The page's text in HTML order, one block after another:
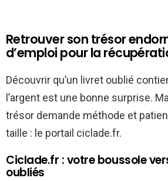
Retrouver son trésor
d’emploi pour la
Découvrir qu’un livret oublié
l’argent est une bonne surprise.
trésor demande méthode et
taille : le portail ciclade.fr.
Ciclade.fr : votre boussole
oubliés